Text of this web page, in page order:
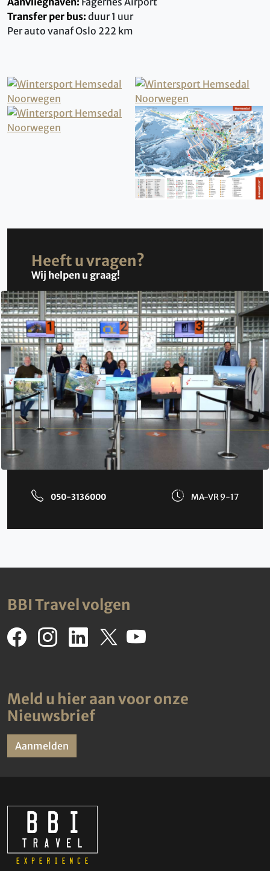
Transfer per bus: duur 1 uur
Per auto vanaf Oslo 222 km
Heeft u vragen?
Wij helpen u graag!
050-3136000 MA-VR 9-17
BBI Travel volgen
Meld u hier aan voor onze
Nieuwsbrief
Aanmelden